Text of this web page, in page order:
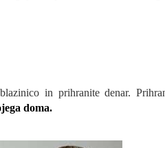
in prihranite denar.
doma.